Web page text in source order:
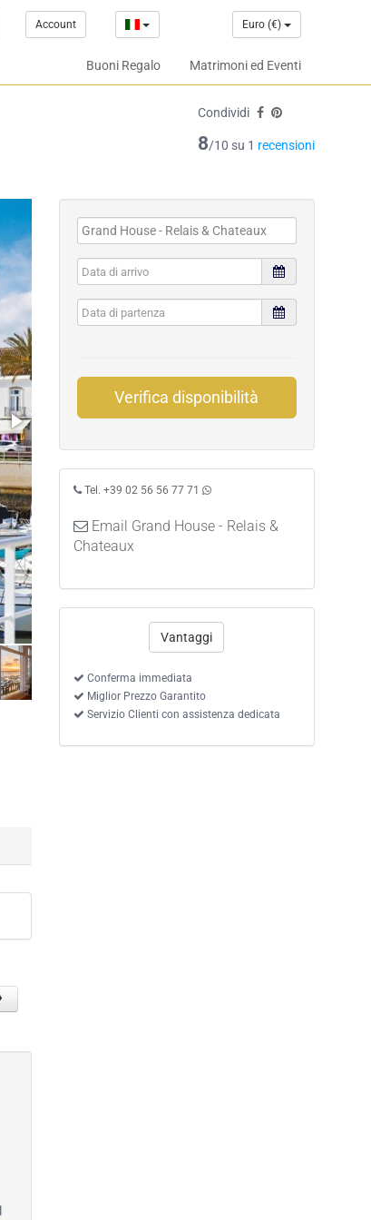
Account Euro (€)
Buoni Regalo Matrimoni ed Eventi
Condividi
8/10 su 1 recensioni
Verifica disponibilità
Tel. +39 02 56 56 77 71
Email Grand House - Relais &
Chateaux
Vantaggi
Conferma immediata
Miglior Prezzo Garantito
Servizio Clienti con assistenza dedicata